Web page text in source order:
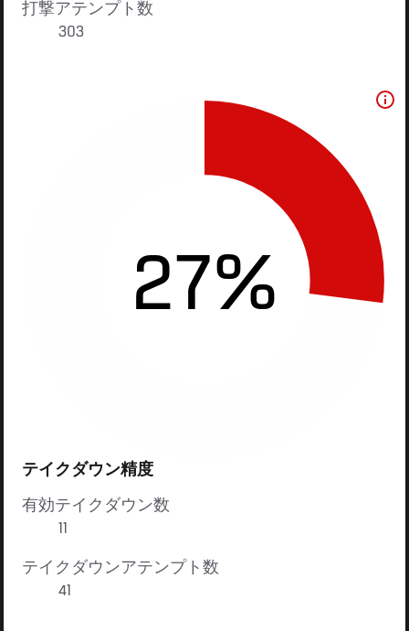
打撃アテンプト数
303
27%
テイクダウン精度
有効テイクダウン数
11
テイクダウンアテンプト数
41